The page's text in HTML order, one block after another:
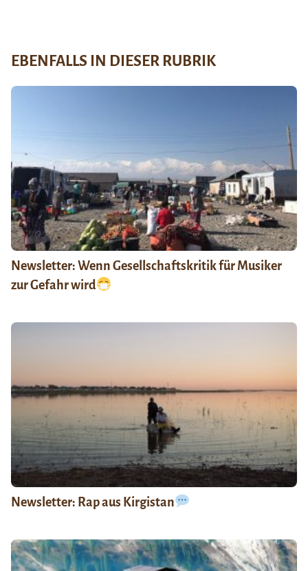
EBENFALLS IN DIESER RUBRIK
Newsletter: Wenn Gesellschaftskritik für Musiker
zur Gefahr wird
Newsletter: Rap aus Kirgistan